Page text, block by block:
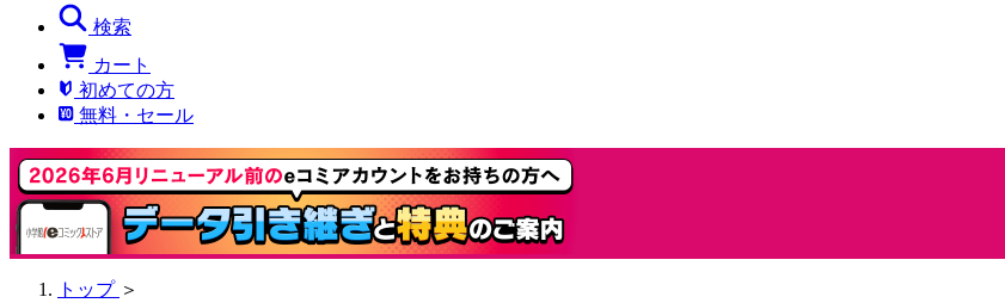
検索
カート
初めての方
無料・セール
トップ ＞